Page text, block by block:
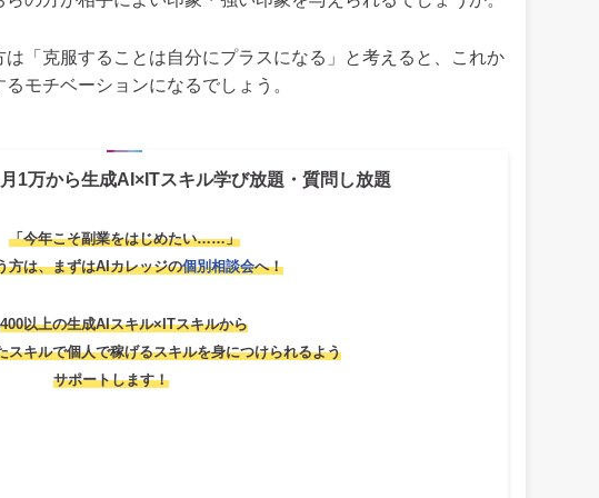
「克服することは自分にプラスになる」と考えると、これか
モチベーションになるでしょう。
1万から生成AI×ITスキル学び放題・質問し放題
「今年こそ副業をはじめたい……」
方は、まずはAIカレッジの個別相談会へ！
400以上の生成AIスキル×ITスキルから
スキルで個人で稼げるスキルを身につけられるよう
サポートします！